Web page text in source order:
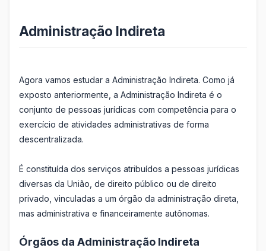
Administração Indireta
Agora vamos estudar a Administração Indireta. Como já
exposto anteriormente, a Administração Indireta é o
conjunto de pessoas jurídicas com competência para o
exercício de atividades administrativas de forma
descentralizada.
É constituída dos serviços atribuídos a pessoas jurídicas
diversas da União, de direito público ou de direito
privado, vinculadas a um órgão da administração direta,
mas administrativa e financeiramente autônomas.
Órgãos da Administração Indireta